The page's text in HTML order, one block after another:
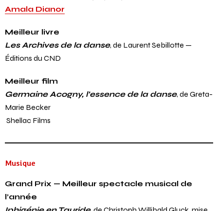
Personnalité chorégraphique de l’année
Amala Dianor
Meilleur livre
Éditions du CND
Meilleur film
Musique